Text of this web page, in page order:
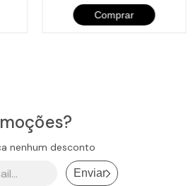
Comprar
nenhum desconto
Enviar